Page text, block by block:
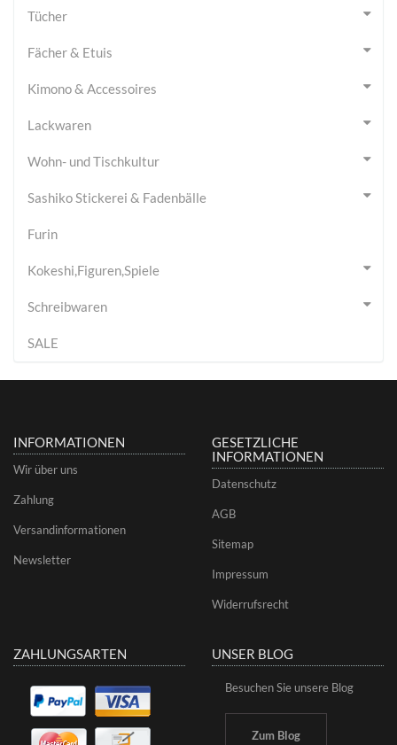
Tücher
Fächer & Etuis
Kimono & Accessoires
Lackwaren
Wohn- und Tischkultur
Sashiko Stickerei & Fadenbälle
Furin
Kokeshi,Figuren,Spiele
Schreibwaren
SALE
INFORMATIONEN
Wir über uns
Zahlung
Versandinformationen
Newsletter
GESETZLICHE
INFORMATIONEN
Datenschutz
AGB
Sitemap
Impressum
Widerrufsrecht
ZAHLUNGSARTEN UNSER BLOG
Besuchen Sie unsere Blog
Zum Blog